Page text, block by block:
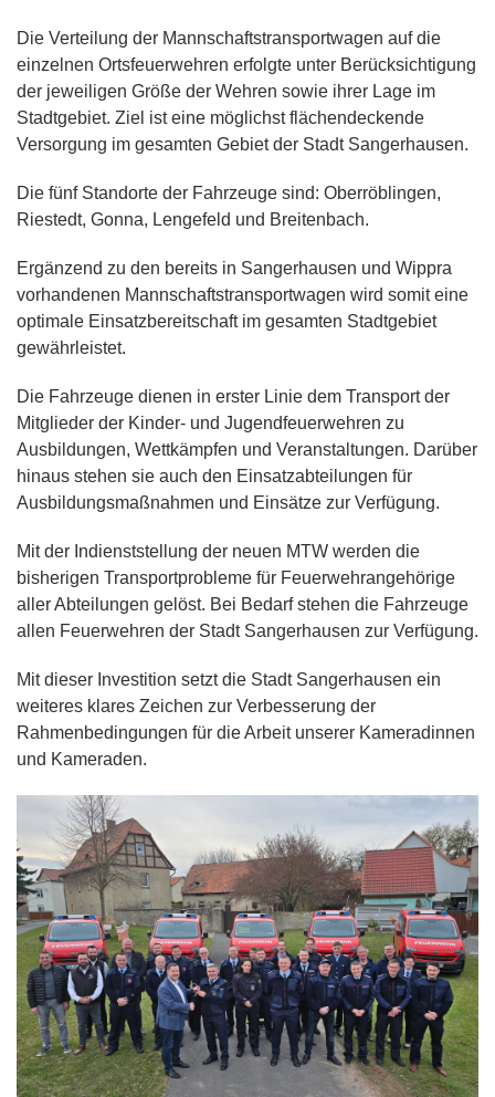
Die Verteilung der Mannschaftstransportwagen auf die
einzelnen Ortsfeuerwehren erfolgte unter Berücksichtigung
der jeweiligen Größe der Wehren sowie ihrer Lage im
Stadtgebiet. Ziel ist eine möglichst flächendeckende
Versorgung im gesamten Gebiet der Stadt Sangerhausen.
Die fünf Standorte der Fahrzeuge sind: Oberröblingen,
Riestedt, Gonna, Lengefeld und Breitenbach.
Ergänzend zu den bereits in Sangerhausen und Wippra
vorhandenen Mannschaftstransportwagen wird somit eine
optimale Einsatzbereitschaft im gesamten Stadtgebiet
gewährleistet.
Die Fahrzeuge dienen in erster Linie dem Transport der
Mitglieder der Kinder- und Jugendfeuerwehren zu
Ausbildungen, Wettkämpfen und Veranstaltungen. Darüber
hinaus stehen sie auch den Einsatzabteilungen für
Ausbildungsmaßnahmen und Einsätze zur Verfügung.
Mit der Indienststellung der neuen MTW werden die
bisherigen Transportprobleme für Feuerwehrangehörige
aller Abteilungen gelöst. Bei Bedarf stehen die Fahrzeuge
allen Feuerwehren der Stadt Sangerhausen zur Verfügung.
Mit dieser Investition setzt die Stadt Sangerhausen ein
weiteres klares Zeichen zur Verbesserung der
Rahmenbedingungen für die Arbeit unserer Kameradinnen
und Kameraden.